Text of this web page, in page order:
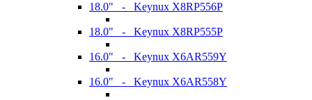
18.0" - Keynux X8RP556P
18.0" - Keynux X8RP555P
16.0" - Keynux X6AR559Y
16.0" - Keynux X6AR558Y